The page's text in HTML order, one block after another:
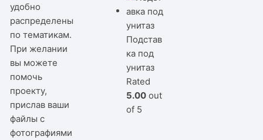
удобно
распределены
по тематикам.
При желании
вы можете
помочь
проекту,
прислав ваши
файлы с
фотографиями
Подстав
ка под
унитаз
Rated
5.00 out
of 5